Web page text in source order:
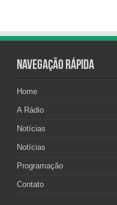
Navegação Rápida
Home
A Rádio
Notícias
Notícias
Programação
Contato